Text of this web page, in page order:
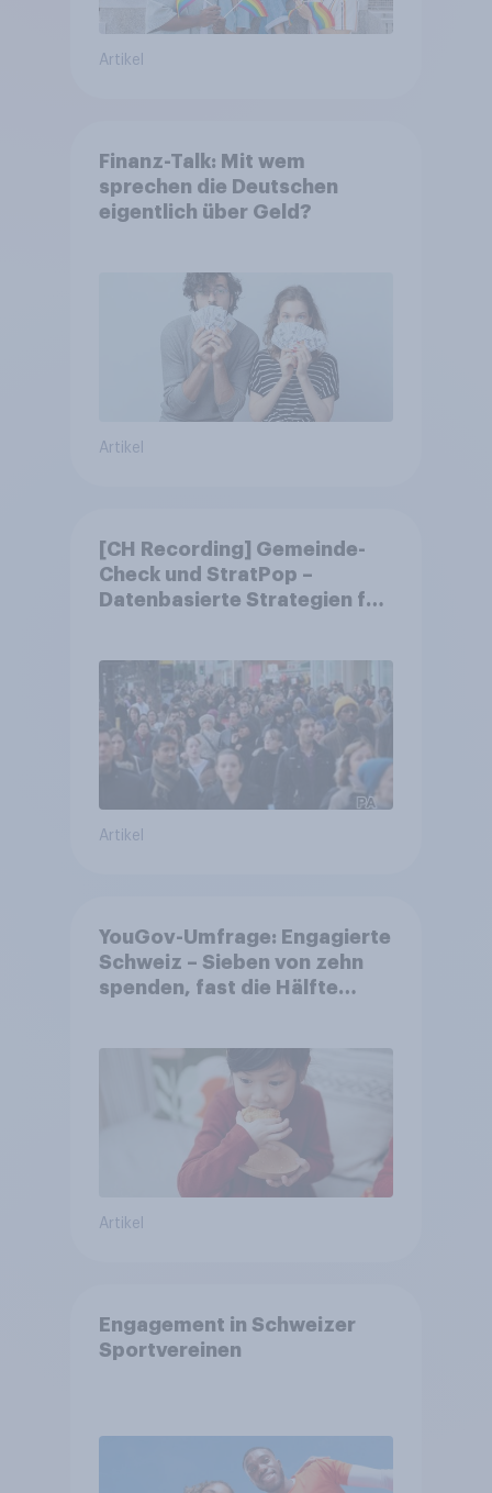
Artikel
Finanz-Talk: Mit wem
sprechen die Deutschen
eigentlich über Geld?
Artikel
[CH Recording] Gemeinde-
Check und StratPop –
Datenbasierte Strategien für
Artikel
YouGov-Umfrage: Engagierte
Schweiz – Sieben von zehn
spenden, fast die Hälfte
Artikel
Engagement in Schweizer
Sportvereinen